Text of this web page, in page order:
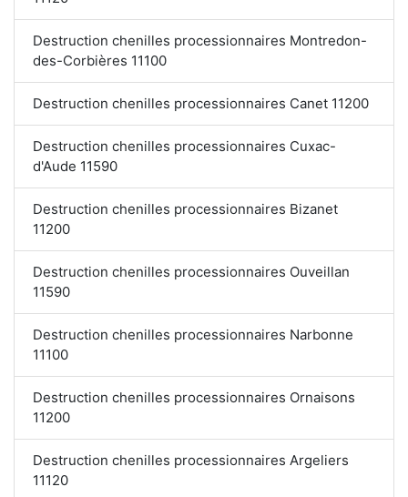
Destruction chenilles processionnaires Montredon-
des-Corbières 11100
Destruction chenilles processionnaires Canet 11200
Destruction chenilles processionnaires Cuxac-
d'Aude 11590
Destruction chenilles processionnaires Bizanet
11200
Destruction chenilles processionnaires Ouveillan
11590
Destruction chenilles processionnaires Narbonne
11100
Destruction chenilles processionnaires Ornaisons
11200
Destruction chenilles processionnaires Argeliers
11120